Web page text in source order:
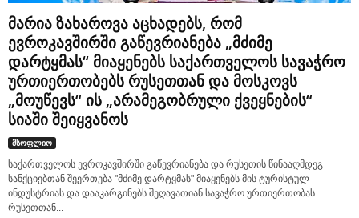
მარია ზახაროვა აცხადებს, რომ
ევროკავშირში გაწევრიანება „მძიმე
დარტყმას“ მიაყენებს საქართველოს სავაჭრო
ურთიერთობებს რუსეთთან და მოსკოვს
„მოუწევს“ ის „არამეგობრული ქვეყნების“
სიაში შეიყვანოს
მსოფლიო
საქართველოს ევროკავშირში გაწევრიანება და რუსეთის წინააღმდეგ
სანქციებთან შეერთება "მძიმე დარტყმას" მიაყენებს მის ტურისტულ
ინდუსტრიას და დააკარგინებს შეღავათიან სავაჭრო ურთიერთობას
რუსეთთან...